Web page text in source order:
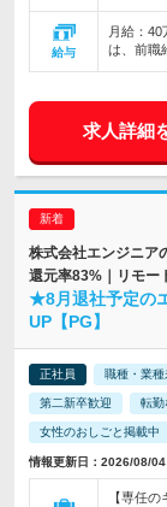
給与
月給：
は、前職
求人詳細
株式会社エンジニア
還元率83%｜リモー
★8月退社予定の
UP【PG】
正社員 職種・業
第二新卒歓迎 転勤
女性のおしごと掲載中
情報更新日：2026/08/
【専任